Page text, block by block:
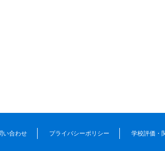
い合わせ プライバシーポリシー 学校評価・